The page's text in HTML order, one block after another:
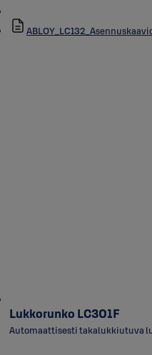
Lukkorunko LC301F
Automaattisesti takalukkiutuva